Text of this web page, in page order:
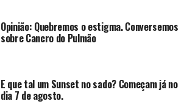
Opinião: Quebremos o estigma. Conversemos
sobre Cancro do Pulmão
E que tal um Sunset no sado? Começam já no
dia 7 de agosto.